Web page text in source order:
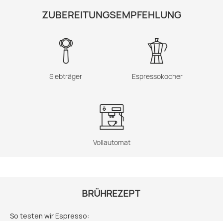
ZUBEREITUNGSEMPFEHLUNG
Siebträger Espressokocher
Vollautomat
BRÜHREZEPT
So testen wir Espresso: